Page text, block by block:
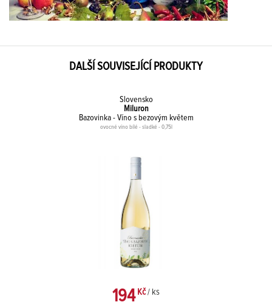
DALŠÍ SOUVISEJÍCÍ PRODUKTY
Slovensko
Miluron
Bazovinka - Víno s bezovým květem
ovocné víno bílé - sladké - 0,75l
194 Kč / ks